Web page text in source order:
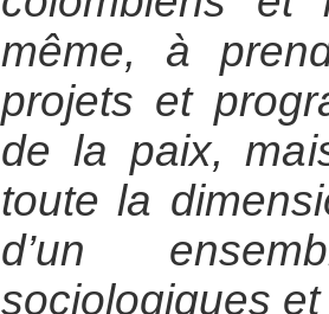
même, à
projets et
de la paix,
toute la
d’un
sociologiques